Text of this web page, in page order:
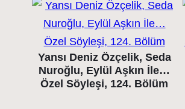
Yansı Deniz Özçelik, Seda
Nuroğlu, Eylül Aşkın İle…
Özel Söyleşi, 124. Bölüm